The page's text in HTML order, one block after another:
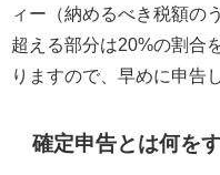
ィー（納めるべき税額の
超える部分は20%の割合
りますので、早めに申告
確定申告とは何を